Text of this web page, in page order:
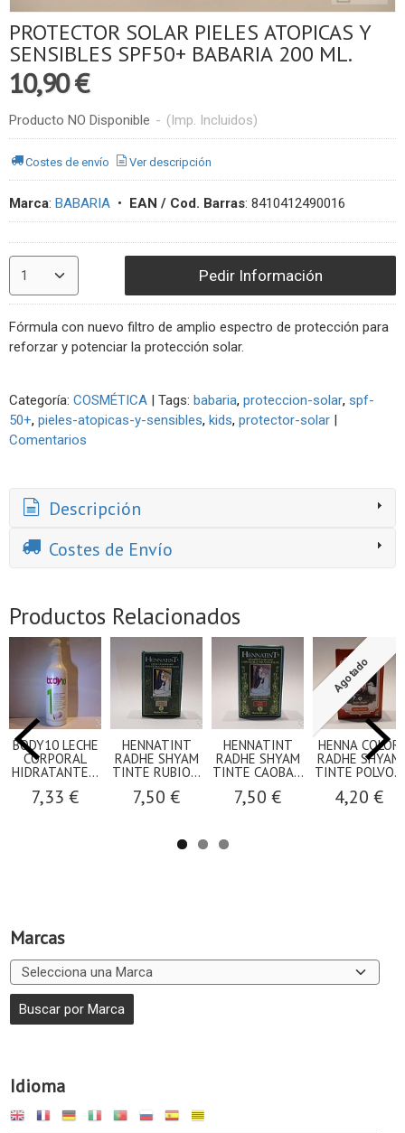
Marcas
Idioma
PROTECTOR SOLAR PIELES ATOPICAS Y
SENSIBLES SPF50+ BABARIA 200 ML.
10,90 €
Producto NO Disponible - (Imp. Incluidos)
Costes de envío Ver descripción
Marca: BABARIA • EAN / Cod. Barras: 8410412490016
Pedir Información
Fórmula con nuevo filtro de amplio espectro de protección para
reforzar y potenciar la protección solar.
Categoría: COSMÉTICA | Tags: babaria proteccion-solar spf-
50+ pieles-atopicas-y-sensibles kids protector-solar |
Comentarios
Descripción
Costes de Envío
Productos Relacionados
BODY10 LECHE
CORPORAL
HIDRATANTE...
7,33 €
HENNATINT
RADHE SHYAM
TINTE RUBIO...
7,50 €
HENNATINT
RADHE SHYAM
TINTE CAOBA...
7,50 €
Agotado
HENNA COLOR
RADHE SHYAM
TINTE POLVO...
4,20 €